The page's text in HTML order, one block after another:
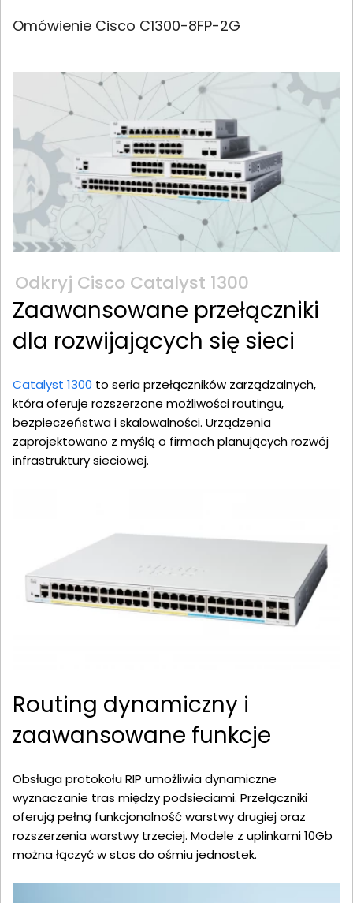
Omówienie Cisco C1300-8FP-2G
Odkryj Cisco Catalyst 1300
Zaawansowane przełączniki
dla rozwijających się sieci
Catalyst 1300 to seria przełączników zarządzalnych,
która oferuje rozszerzone możliwości routingu,
bezpieczeństwa i skalowalności. Urządzenia
zaprojektowano z myślą o firmach planujących rozwój
infrastruktury sieciowej.
Routing dynamiczny i
zaawansowane funkcje
Obsługa protokołu RIP umożliwia dynamiczne
wyznaczanie tras między podsieciami. Przełączniki
oferują pełną funkcjonalność warstwy drugiej oraz
rozszerzenia warstwy trzeciej. Modele z uplinkami 10Gb
można łączyć w stos do ośmiu jednostek.